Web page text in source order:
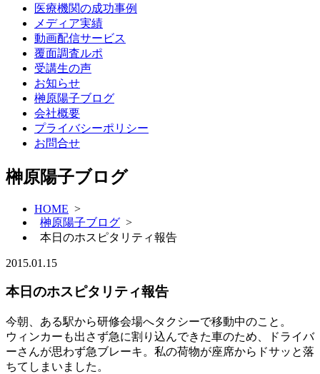
医療機関の成功事例
メディア実績
動画配信サービス
覆面調査ルポ
受講生の声
お知らせ
榊原陽子ブログ
会社概要
プライバシーポリシー
お問合せ
榊原陽子ブログ
HOME >
榊原陽子ブログ >
本日のホスピタリティ報告
2015.01.15
本日のホスピタリティ報告
今朝、ある駅から研修会場へタクシーで移動中のこと。
ウィンカーも出さず急に割り込んできた車のため、ドライバ
ーさんが思わず急ブレーキ。私の荷物が座席からドサッと落
ちてしまいました。